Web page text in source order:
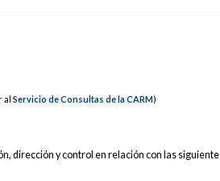
alServicio de Consultas de la CARM)
dirección y control en relación con las